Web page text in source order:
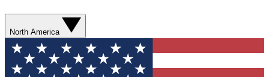
North America